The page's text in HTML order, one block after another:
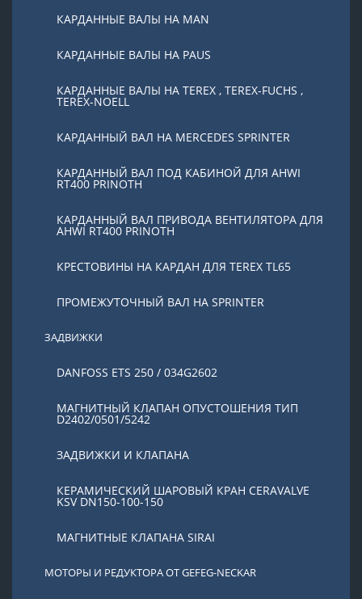
КАРДАННЫЕ ВАЛЫ НА MAN
КАРДАННЫЕ ВАЛЫ НА PAUS
КАРДАННЫЕ ВАЛЫ НА TEREX , TEREX-FUCHS ,
TEREX-NOELL
КАРДАННЫЙ ВАЛ НА MERCEDES SPRINTER
КАРДАННЫЙ ВАЛ ПОД КАБИНОЙ ДЛЯ AHWI
RT400 PRINOTH
КАРДАННЫЙ ВАЛ ПРИВОДА ВЕНТИЛЯТОРА ДЛЯ
AHWI RT400 PRINOTH
КРЕСТОВИНЫ НА КАРДАН ДЛЯ TEREX TL65
ПРОМЕЖУТОЧНЫЙ ВАЛ НА SPRINTER
ЗАДВИЖКИ
DANFOSS ETS 250 / 034G2602
МАГНИТНЫЙ КЛАПАН ОПУСТОШЕНИЯ ТИП
D2402/0501/5242
ЗАДВИЖКИ И КЛАПАНА
КЕРАМИЧЕСКИЙ ШАРОВЫЙ КРАН CERAVALVE
KSV DN150-100-150
МАГНИТНЫЕ КЛАПАНА SIRAI
МОТОРЫ И РЕДУКТОРА ОТ GEFEG-NECKAR